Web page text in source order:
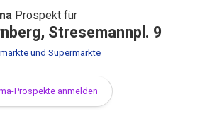
Prospekt für
Stresemannpl. 9
und Supermärkte
Prospekte anmelden